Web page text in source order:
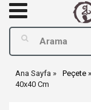
Ana Sayfa Peçete
40x40 Cm